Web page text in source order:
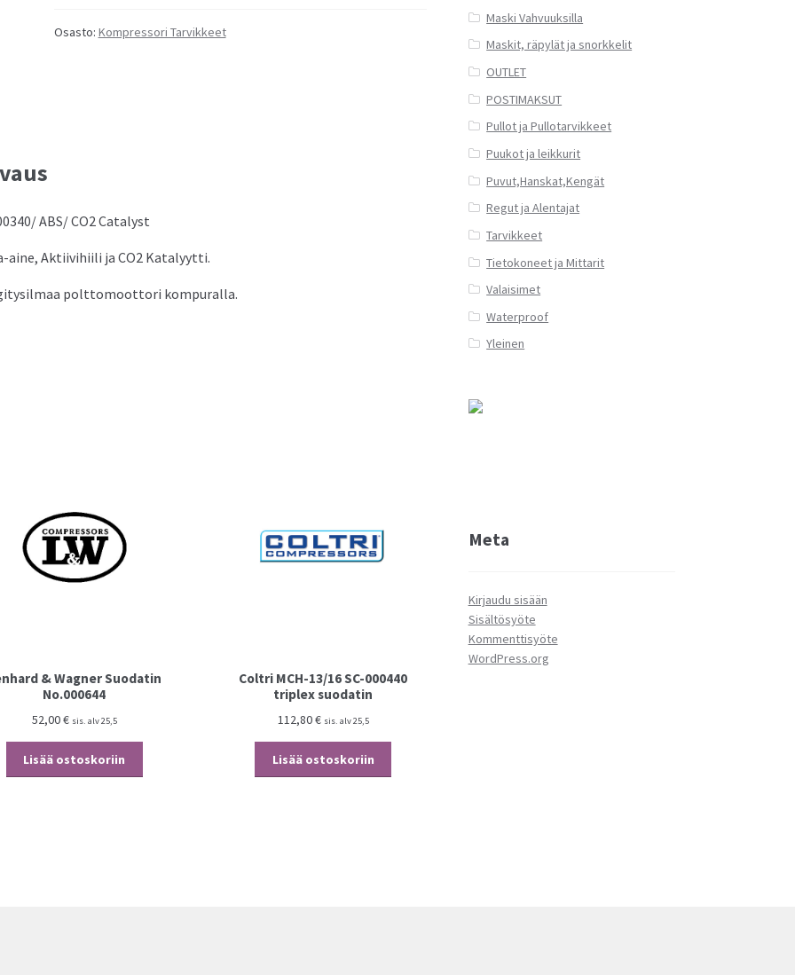
Co2
Osasto: Kompressori Tarvikkeet
ABS/ CO2 Catalyst
aine, Aktiivihiili ja CO2 Katalyytti.
polttomoottori kompuralla.
& Wagner Suodatin
No.000644
52,00€ sis. alv 25,5
Lisää ostoskoriin
Coltri MCH-13/16 SC-000440
triplex suodatin
112,80€ sis. alv 25,5
Lisää ostoskoriin
Maski Vahvuuksilla
Maskit, räpylät ja snorkkelit
OUTLET
POSTIMAKSUT
Pullot ja Pullotarvikkeet
Puukot ja leikkurit
Puvut,Hanskat,Kengät
Regut ja Alentajat
Tarvikkeet
Tietokoneet ja Mittarit
Valaisimet
Waterproof
Yleinen
Meta
Kirjaudu sisään
Sisältösyöte
Kommenttisyöte
WordPress.org